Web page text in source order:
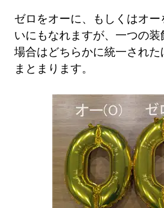
ゼロをオーに、もしくはオ
いにもなれますが、一つの
場合はどちらかに統一された
まとまります。